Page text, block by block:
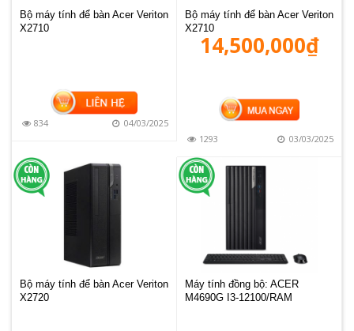
Bộ máy tính để bàn Acer Veriton
X2710
834 04/03/2025
Bộ máy tính để bàn Acer Veriton
X2710
14,500,000₫
MUA HÀNG
1293 03/03/2025
Bộ máy tính để bàn Acer Veriton
X2720
Máy tính đồng bộ: ACER
M4690G I3-12100/RAM